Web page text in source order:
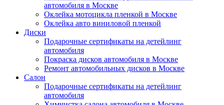
автомобиля в Москве
Оклейка мотоцикла пленкой в Москве
Оклейка авто виниловой пленкой
Диски
Подарочные сертификаты на детейлинг
автомобиля
Покраска дисков автомобиля в Москве
Ремонт автомобильных дисков в Москве
Салон
Подарочные сертификаты на детейлинг
автомобиля